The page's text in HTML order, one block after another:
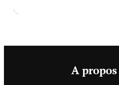
A propos